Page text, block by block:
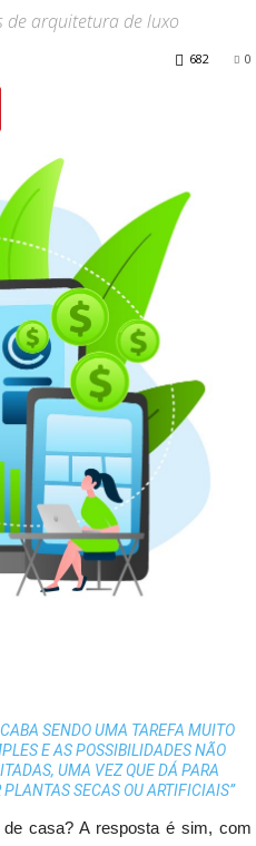
de arquitetura de luxo
0
682
SENDO UMA TAREFA MUITO
E AS POSSIBILIDADES NÃO
UMA VEZ QUE DÁ PARA
PLANTAS SECAS OU ARTIFICIAIS”
casa? A resposta é sim, com